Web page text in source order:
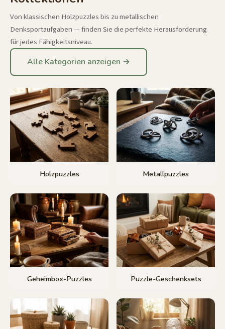
Von klassischen Holzpuzzles bis zu metallischen
Denksportaufgaben — finden Sie die perfekte Herausforderung
für jedes Fähigkeitsniveau.
Alle Kategorien anzeigen →
Holzpuzzles Metallpuzzles
Geheimbox-Puzzles Puzzle-Geschenksets